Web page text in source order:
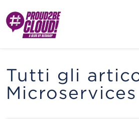
Tutti gli
Microservices